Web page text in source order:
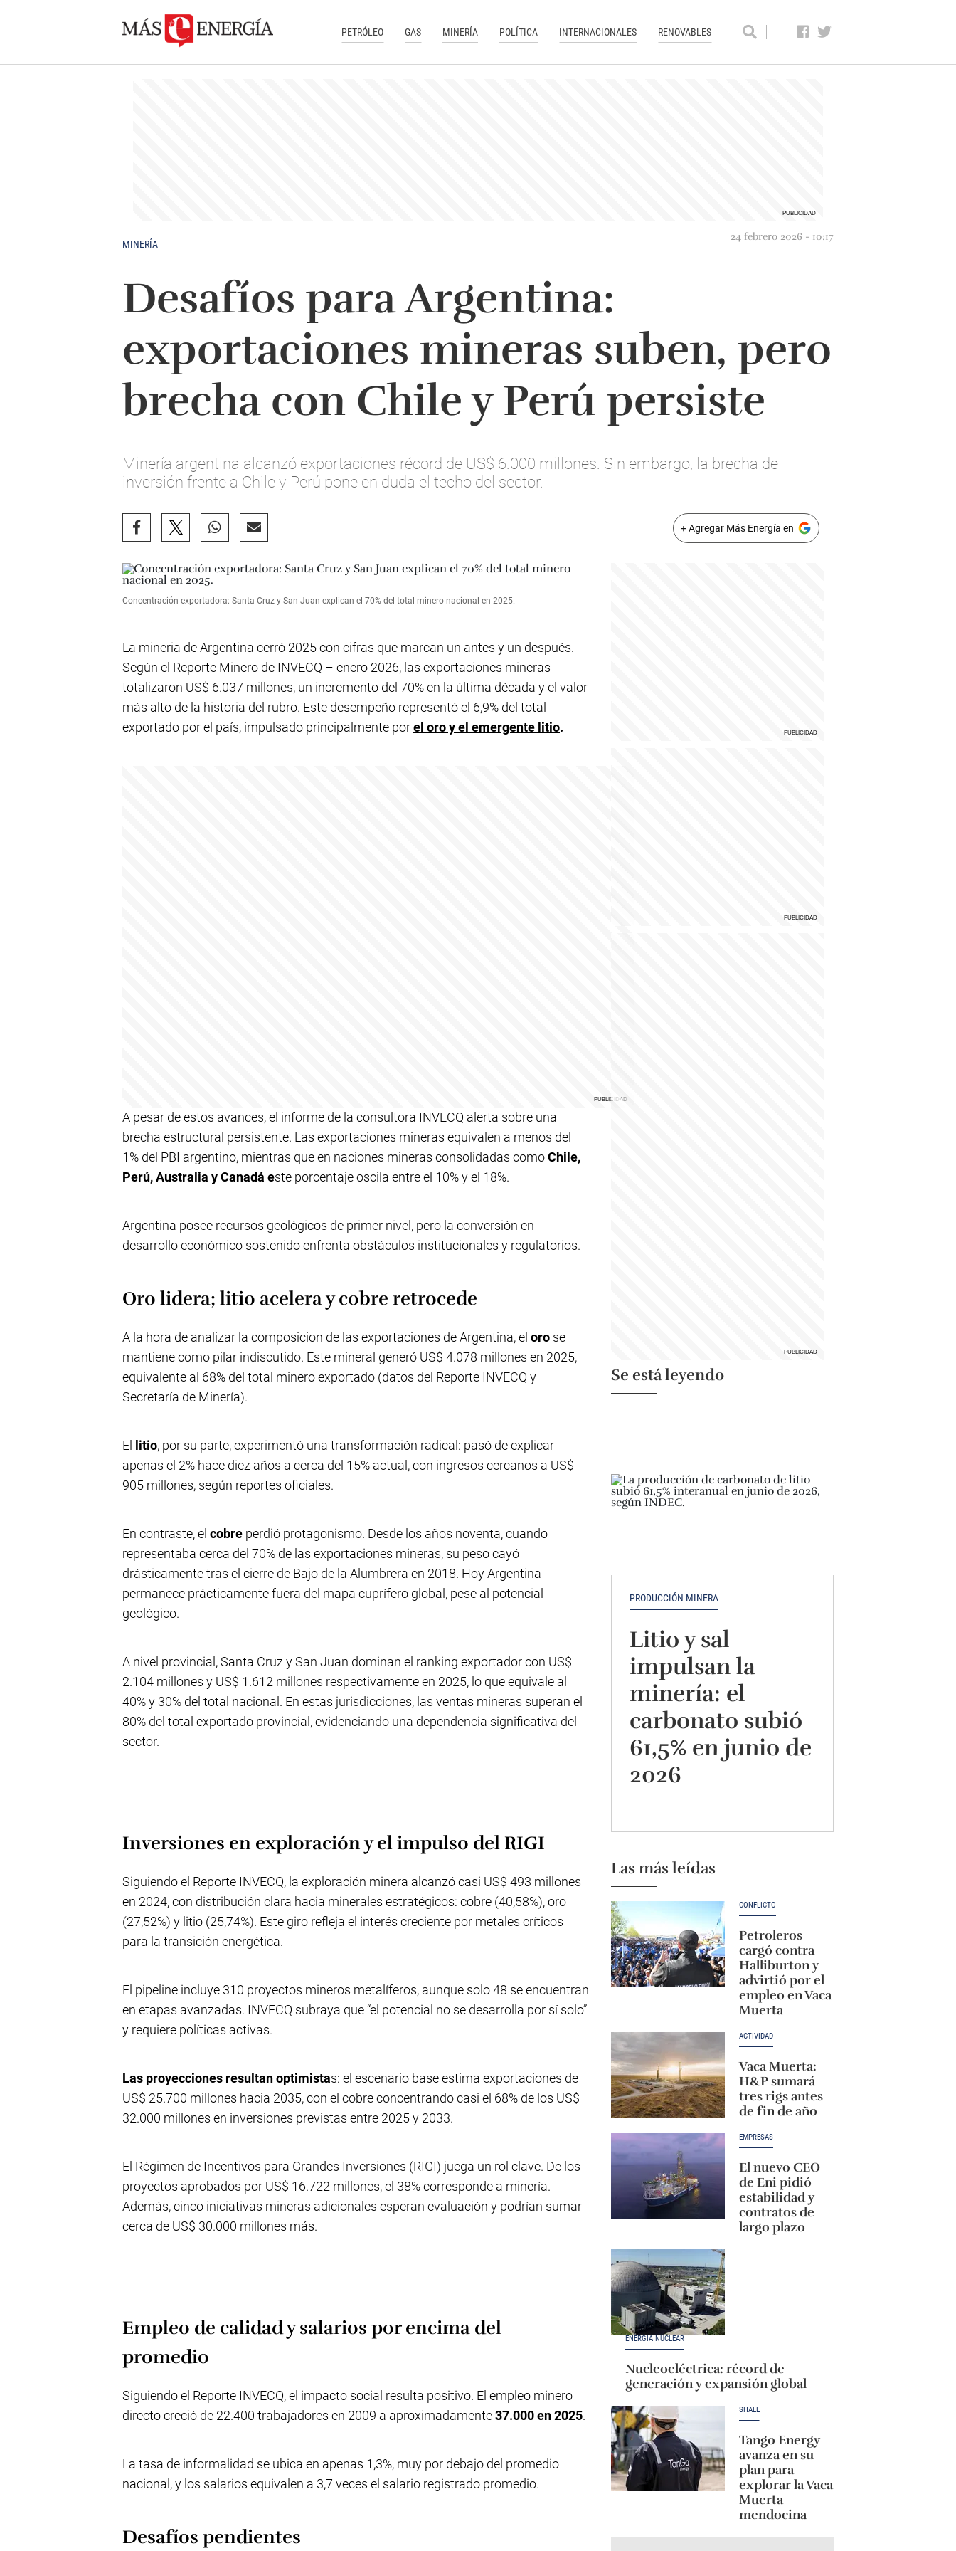
PETRÓLEO GAS MINERÍA POLÍTICA INTERNACIONALES RENOVABLES
MINERÍA
24 febrero 2026 - 10:17
Desafíos para Argentina:
exportaciones mineras suben, pero
brecha con Chile y Perú persiste
Minería argentina alcanzó exportaciones récord de US$ 6.000 millones. Sin embargo, la brecha de
inversión frente a Chile y Perú pone en duda el techo del sector.
+ Agregar Más Energía en
Concentración exportadora: Santa Cruz y San Juan explican el 70% del total minero nacional en 2025.
La mineria de Argentina cerró 2025 con cifras que marcan un antes y un después.
Según el Reporte Minero de INVECQ – enero 2026, las exportaciones mineras
totalizaron US$ 6.037 millones, un incremento del 70% en la última década y el valor
más alto de la historia del rubro. Este desempeño representó el 6,9% del total
exportado por el país, impulsado principalmente porel oro y el emergente litio.
A pesar de estos avances, el informe de la consultora INVECQ alerta sobre una
brecha estructural persistente. Las exportaciones mineras equivalen a menos del
1% del PBI argentino, mientras que en naciones mineras consolidadas comoChile,
Perú, Australia y Canadá este porcentaje oscila entre el 10% y el 18%.
Argentina posee recursos geológicos de primer nivel, pero la conversión en
desarrollo económico sostenido enfrenta obstáculos institucionales y regulatorios.
Oro lidera; litio acelera y cobre retrocede
A la hora de analizar la composicion de las exportaciones de Argentina, el oro se
mantiene como pilar indiscutido. Este mineral generó US$ 4.078 millones en 2025,
equivalente al 68% del total minero exportado (datos del Reporte INVECQ y
Secretaría de Minería).
El litio, por su parte, experimentó una transformación radical: pasó de explicar
apenas el 2% hace diez años a cerca del 15% actual, con ingresos cercanos a US$
905 millones, según reportes oficiales.
En contraste, el cobre perdió protagonismo. Desde los años noventa, cuando
representaba cerca del 70% de las exportaciones mineras, su peso cayó
drásticamente tras el cierre de Bajo de la Alumbrera en 2018. Hoy Argentina
permanece prácticamente fuera del mapa cuprífero global, pese al potencial
geológico.
A nivel provincial, Santa Cruz y San Juan dominan el ranking exportador con US$
2.104 millones y US$ 1.612 millones respectivamente en 2025, lo que equivale al
40% y 30% del total nacional. En estas jurisdicciones, las ventas mineras superan el
80% del total exportado provincial, evidenciando una dependencia significativa del
sector.
Inversiones en exploración y el impulso del RIGI
Siguiendo el Reporte INVECQ, la exploración minera alcanzó casi US$ 493 millones
en 2024, con distribución clara hacia minerales estratégicos: cobre (40,58%), oro
(27,52%) y litio (25,74%). Este giro refleja el interés creciente por metales críticos
para la transición energética.
El pipeline incluye 310 proyectos mineros metalíferos, aunque solo 48 se encuentran
en etapas avanzadas. INVECQ subraya que “el potencial no se desarrolla por sí solo”
y requiere políticas activas.
Las proyecciones resultan optimistas: el escenario base estima exportaciones de
US$ 25.700 millones hacia 2035, con el cobre concentrando casi el 68% de los US$
32.000 millones en inversiones previstas entre 2025 y 2033.
El Régimen de Incentivos para Grandes Inversiones (RIGI) juega un rol clave. De los
proyectos aprobados por US$ 16.722 millones, el 38% corresponde a minería.
Además, cinco iniciativas mineras adicionales esperan evaluación y podrían sumar
cerca de US$ 30.000 millones más.
Empleo de calidad y salarios por encima del
promedio
Siguiendo el Reporte INVECQ, el impacto social resulta positivo. El empleo minero
directo creció de 22.400 trabajadores en 2009 a aproximadamente37.000 en 2025.
La tasa de informalidad se ubica en apenas 1,3%, muy por debajo del promedio
nacional, y los salarios equivalen a 3,7 veces el salario registrado promedio.
Desafíos pendientes
Se está leyendo
PRODUCCIÓN MINERA
Litio y sal
impulsan la
minería: el
carbonato subió
61,5% en junio de
2026
Las más leídas
CONFLICTO
Petroleros
cargó contra
Halliburton y
advirtió por el
empleo en Vaca
Muerta
ACTIVIDAD
Vaca Muerta:
H&P sumará
tres rigs antes
de fin de año
EMPRESAS
El nuevo CEO
de Eni pidió
estabilidad y
contratos de
largo plazo
ENERGÍA NUCLEAR
Nucleoeléctrica: récord de
generación y expansión global
SHALE
Tango Energy
avanza en su
plan para
explorar la Vaca
Muerta
mendocina